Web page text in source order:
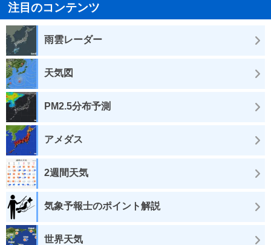
注目のコンテンツ
雨雲レーダー
天気図
PM2.5分布予測
アメダス
2週間天気
気象予報士のポイント解説
世界天気